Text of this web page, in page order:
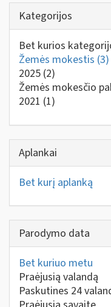
Kategorijos
Bet kurios
Žemės mokestis (3)
2025 (2)
Žemės mokesčio
2021 (1)
Aplankai
Bet kurį aplanką
Parodymo data
Bet kuriuo metu
Praėjusią valandą
Paskutines 24